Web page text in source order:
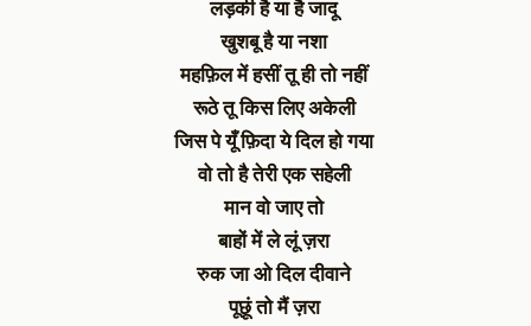
लड़की है या है जादू
खुशबू है या नशा
महफ़िल में हसीं तू ही तो नहीं
रूठे तू किस लिए अकेली
जिस पे यूँ फ़िदा ये दिल हो गया
वो तो है तेरी एक सहेली
मान वो जाए तो
बाहों में ले लूं ज़रा
रुक जा ओ दिल दीवाने
पूछूं तो मैं ज़रा